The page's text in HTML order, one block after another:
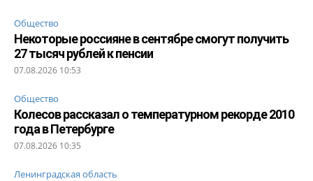
Общество
Некоторые россияне в сентябре смогут получить
27 тысяч рублей к пенсии
07.08.2026 10:53
Общество
Колесов рассказал о температурном рекорде 2010
года в Петербурге
07.08.2026 10:35
Ленинградская область